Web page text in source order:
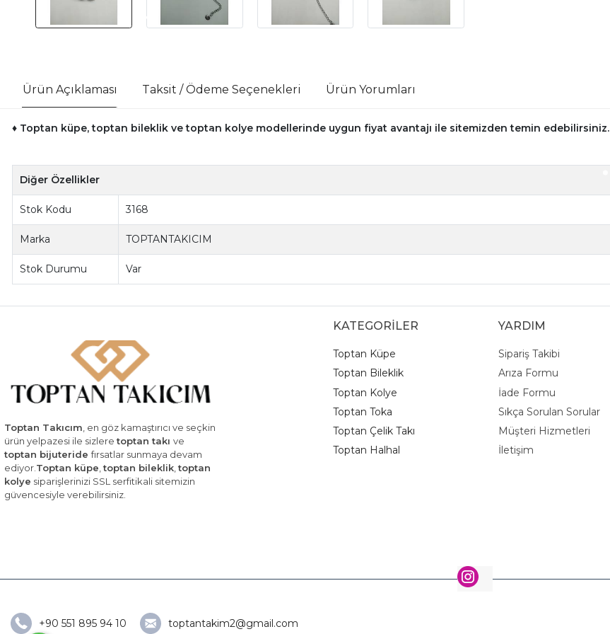
Ürün Açıklaması Taksit / Ödeme Seçenekleri Ürün Yorumları
♦ Toptan küpe, toptan bileklik ve toptan kolye modellerinde uygun fiyat avantajı ile sitemizden temin edebilirsiniz.
Diğer Özellikler
Stok Kodu 3168
Marka TOPTANTAKICIM
Stok Durumu Var
Toptan Takıcım, en göz kamaştırıcı ve seçkin
ürün yelpazesi ile sizleretoptan takı ve
toptan bijuteridefırsatlar sunmaya devam
ediyor.Toptan küpe,toptan bileklik,toptan
kolye siparişlerinizi SSL serfitikali sitemizin
güvencesiyle verebilirsiniz.
KATEGORİLER
Toptan Küpe
Toptan Bileklik
Toptan Kolye
Toptan Toka
Toptan Çelik Takı
Toptan Halhal
YARDIM
Sipariş Takibi
Arıza Formu
İade Formu
Sıkça Sorulan Sorular
Müşteri Hizmetleri
İletişim
+90 551 895 94 10 toptantakim2@gmail.com